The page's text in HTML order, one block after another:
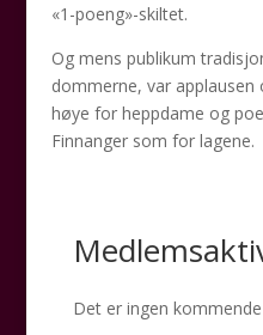
«1-poeng»-skiltet.
Og mens publikum
dommerne, var applausen
høye for heppdame og
Finnanger som for lagene.
Det er ingen